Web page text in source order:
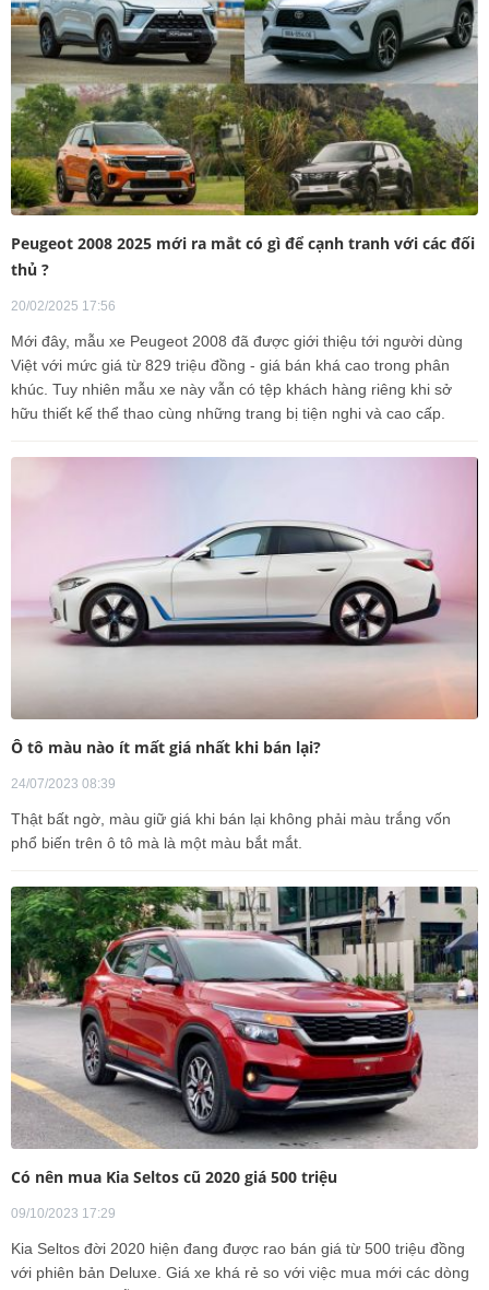
Peugeot 2008 2025 mới ra mắt có gì để cạnh tranh với các đối
thủ ?
20/02/2025 17:56
Mới đây, mẫu xe Peugeot 2008 đã được giới thiệu tới người dùng
Việt với mức giá từ 829 triệu đồng - giá bán khá cao trong phân
khúc. Tuy nhiên mẫu xe này vẫn có tệp khách hàng riêng khi sở
hữu thiết kế thể thao cùng những trang bị tiện nghi và cao cấp.
Ô tô màu nào ít mất giá nhất khi bán lại?
24/07/2023 08:39
Thật bất ngờ, màu giữ giá khi bán lại không phải màu trắng vốn
phổ biến trên ô tô mà là một màu bắt mắt.
Có nên mua Kia Seltos cũ 2020 giá 500 triệu
09/10/2023 17:29
Kia Seltos đời 2020 hiện đang được rao bán giá từ 500 triệu đồng
với phiên bản Deluxe. Giá xe khá rẻ so với việc mua mới các dòng